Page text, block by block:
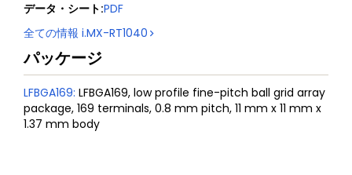
データ・シート:PDF
全ての情報 i.MX-RT1040
パッケージ
LFBGA169: LFBGA169, low profile fine-pitch ball grid array
package, 169 terminals, 0.8 mm pitch, 11 mm x 11 mm x
1.37 mm body